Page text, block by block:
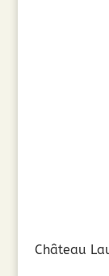
Château